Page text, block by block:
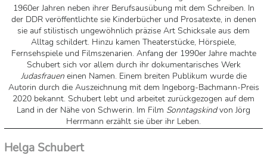
1960er Jahren neben ihrer Berufsausübung mit dem Schreiben. In
der DDR veröffentlichte sie Kinderbücher und Prosatexte, in denen
sie auf stilistisch ungewöhnlich präzise Art Schicksale aus dem
Alltag schildert. Hinzu kamen Theaterstücke, Hörspiele,
Fernsehspiele und Filmszenarien. Anfang der 1990er Jahre machte
Schubert sich vor allem durch ihr dokumentarisches Werk
Judasfraueneinen Namen. Einem breiten Publikum wurde die
Autorin durch die Auszeichnung mit dem Ingeborg-Bachmann-Preis
2020 bekannt. Schubert lebt und arbeitet zurückgezogen auf dem
Land in der Nähe von Schwerin. Im Film Sonntagskindvon Jörg
Herrmann erzählt sie über ihr Leben.
Helga Schubert ist die Tochter einer Volkswirtin, die als
Bibliothekarin tätig war, und eines Gerichtsassessors, der 1941 als
Helga Schubert